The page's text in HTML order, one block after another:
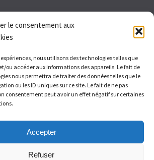
le consentement aux
nous utilisons des technologies telles que
ou accéder aux informations des appareils. Le fait de
nous permettra de traiter des données telles que le
ou les ID uniques sur ce site. Le fait de ne pas
consentement peut avoir un effet négatif sur certaines
Accepter
Refuser
30400 Villeneuve les Avignon
de 9h à 12h et de 14h à 17h – Samedi de 9H